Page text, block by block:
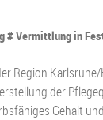
# Vermittlung in
Region
der
Gehalt